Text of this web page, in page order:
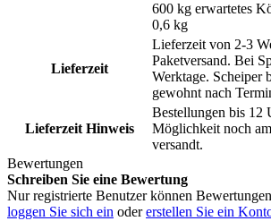
600 kg erwartetes
0,6 kg
Lieferzeit
Lieferzeit von 2-3
Paketversand. Bei
Werktage. Scheiper
gewohnt nach
Lieferzeit Hinweis
Bestellungen bis 12
Möglichkeit noch
versandt.
Bewertungen
Schreiben Sie eine Bewertung
Nur registrierte Benutzer können
loggen Sie sich ein odererstellen Sie ein